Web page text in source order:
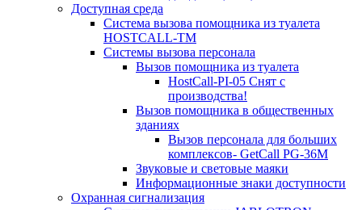
Доступная среда
Система вызова помощника из туалета
HOSTCALL-TM
Системы вызова персонала
Вызов помощника из туалета
HostCall-PI-05 Снят с
производства!
Вызов помощника в общественных
зданиях
Вызов персонала для больших
комплексов- GetCall PG-36M
Звуковые и световые маяки
Информационные знаки доступности
Охранная сигнализация